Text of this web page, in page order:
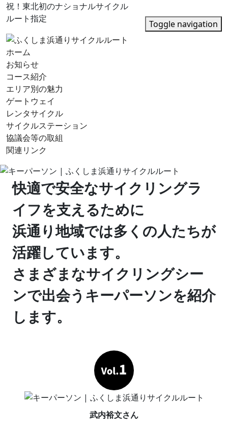
祝！東北初のナショナルサイクル
ルート指定
Toggle navigation
ホーム
お知らせ
コース紹介
エリア別の魅力
ゲートウェイ
レンタサイクル
サイクルステーション
協議会等の取組
関連リンク
快適で安全なサイクリングラ
イフを支えるために
浜通り地域では多くの人たちが
活躍しています。
さまざまなサイクリングシー
ンで出会うキーパーソンを紹介
します。
武内裕文さん